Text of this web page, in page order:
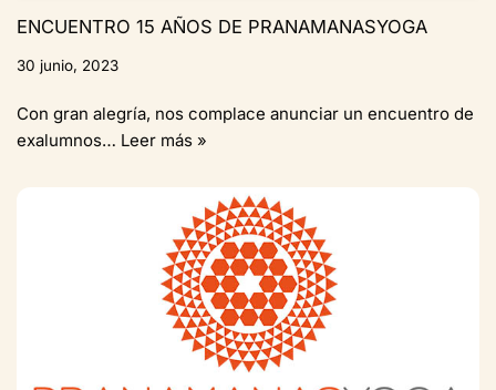
ENCUENTRO 15 AÑOS DE PRANAMANASYOGA
30 junio, 2023
Con gran alegría, nos complace anunciar un encuentro de
exalumnos… Leer más »